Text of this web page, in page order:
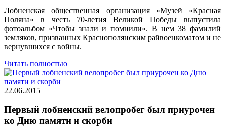
Лобненская общественная организация «Музей «Красная
Поляна» в честь 70-летия Великой Победы выпустила
фотоальбом «Чтобы знали и помнили». В нем 38 фамилий
земляков, призванных Краснополянским райвоенкоматом и не
вернувшихся с войны.
Читать полностью
22.06.2015
Первый лобненский велопробег был приурочен
ко Дню памяти и скорби